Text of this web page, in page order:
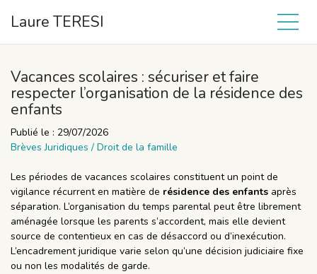
Laure TERESI
Vacances scolaires : sécuriser et faire
respecter l’organisation de la résidence des
enfants
Publié le : 29/07/2026
Brèves Juridiques / Droit de la famille
Les périodes de vacances scolaires constituent un point de
vigilance récurrent en matière de résidence des enfants après
séparation. L’organisation du temps parental peut être librement
aménagée lorsque les parents s’accordent, mais elle devient
source de contentieux en cas de désaccord ou d’inexécution.
L’encadrement juridique varie selon qu’une décision judiciaire fixe
ou non les modalités de garde.